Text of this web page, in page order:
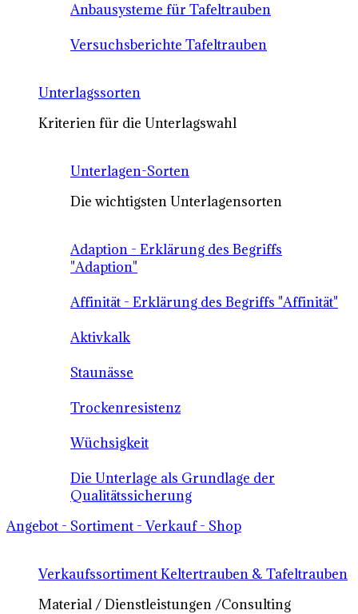
Anbausysteme für Tafeltrauben
Versuchsberichte Tafeltrauben
Unterlagssorten
Kriterien für die Unterlagswahl
Unterlagen-Sorten
Die wichtigsten Unterlagensorten
Adaption - Erklärung des Begriffs
"Adaption"
Affinität - Erklärung des Begriffs "Affinität"
Aktivkalk
Staunässe
Trockenresistenz
Wüchsigkeit
Die Unterlage als Grundlage der
Qualitätssicherung
Angebot - Sortiment - Verkauf - Shop
Verkaufssortiment Keltertrauben & Tafeltrauben
Material / Dienstleistungen /Consulting